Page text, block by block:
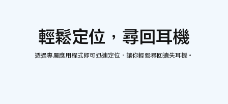
輕鬆定位，尋回耳機
透過專屬應用程式即可迅速定位，讓你輕鬆尋回遺失耳機。